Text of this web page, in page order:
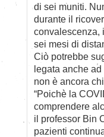
di sei muniti.
durante il
convalescenza,
sei mesi di
Ciò potrebbe
legata anche
non è ancora
“Poichè la
comprendere
il professor Bin
pazienti